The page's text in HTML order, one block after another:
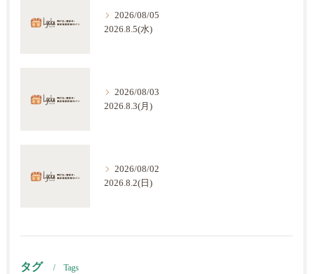
2026/08/05
2026.8.5(水)
2026/08/03
2026.8.3(月)
2026/08/02
2026.8.2(日)
タグ Tags